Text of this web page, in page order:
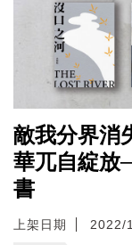
敵我分界消
華兀自綻放
書
上架日期 2022/